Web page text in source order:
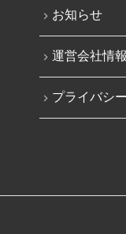
お知らせ
運営会社情報
プライバシ